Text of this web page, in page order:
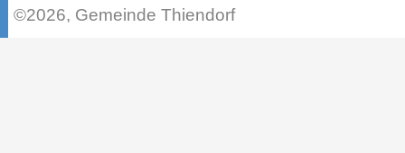
©2026, Gemeinde Thiendorf